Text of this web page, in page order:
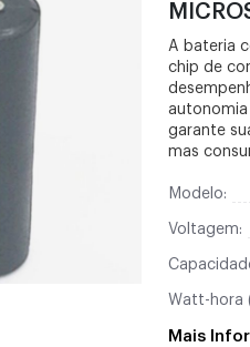
A bateria
chip de
garante
mas
Modelo:
Voltagem:
Watt-hora
Mais